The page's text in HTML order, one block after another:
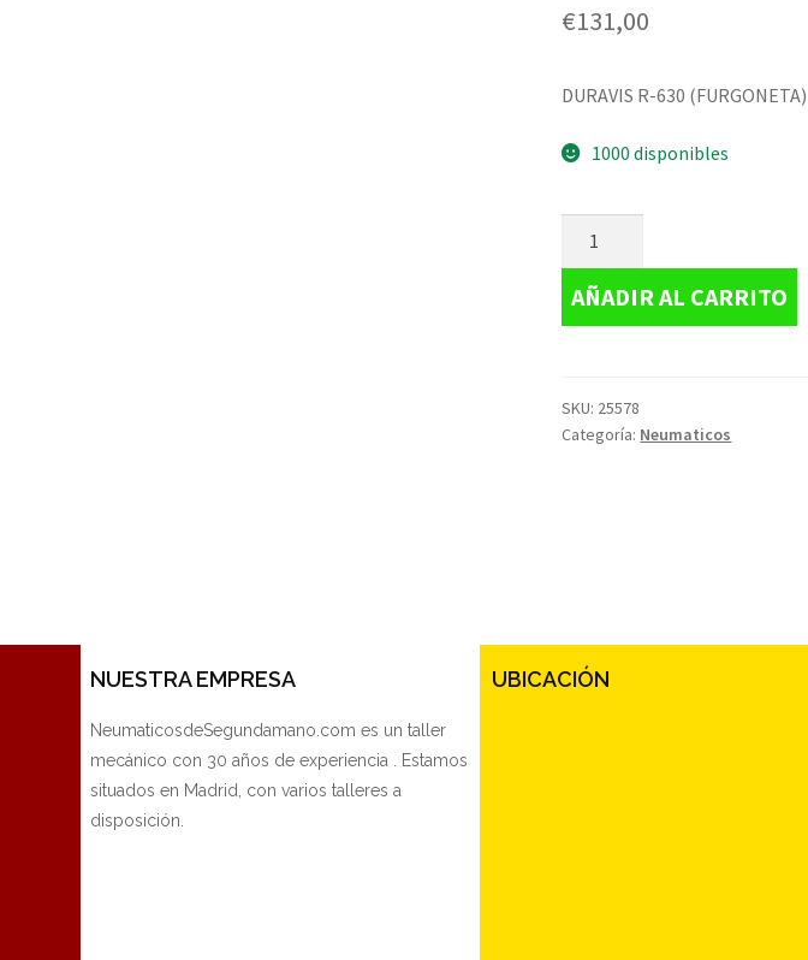
€131,00
DURAVIS R-630 (FURGONETA)
1000 disponibles
AÑADIR AL CARRITO
SKU: 25578
Categoría: Neumaticos
NUESTRA EMPRESA
NeumaticosdeSegundamano.com es un taller
mecánico con 30 años de experiencia . Estamos
situados en Madrid, con varios talleres a
disposición.
UBICACIÓN